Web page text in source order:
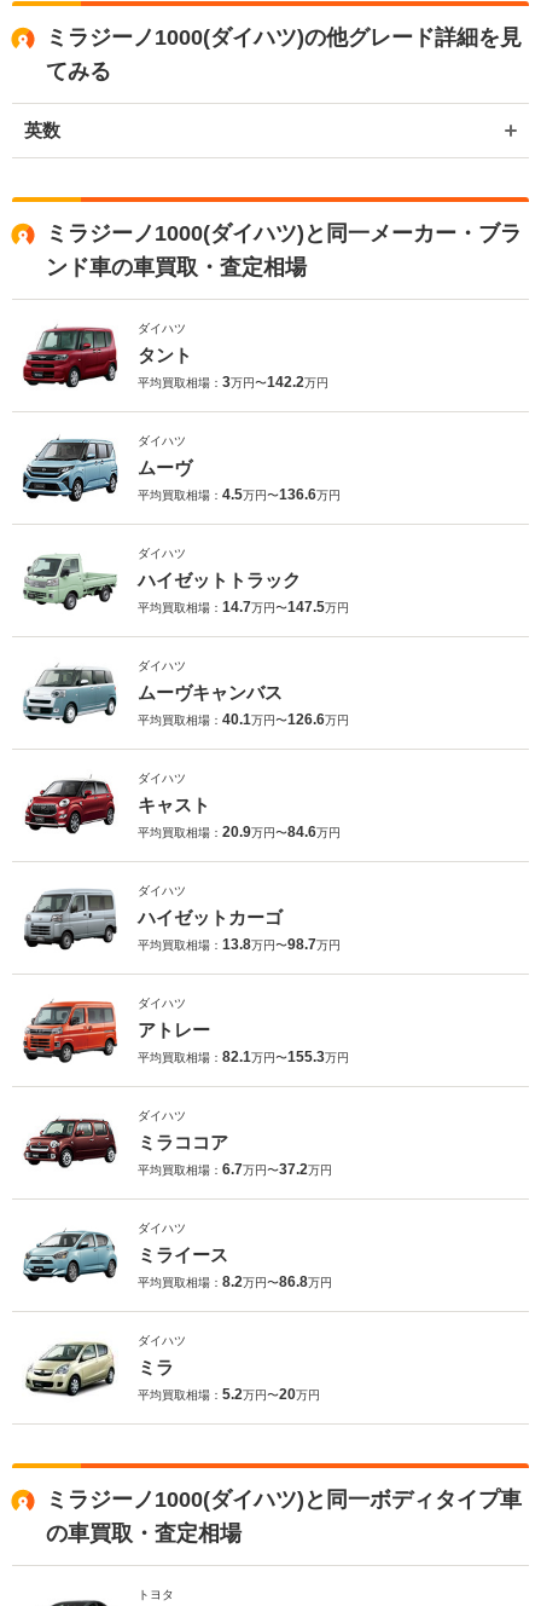
ミラジーノ1000(ダイハツ)の他グレード詳細を見
てみる
英数
ミラジーノ1000(ダイハツ)と同一メーカー・ブラ
ンド車の車買取・査定相場
ダイハツ
タント
平均買取相場： 3万円〜142.2万円
ダイハツ
ムーヴ
平均買取相場： 4.5万円〜136.6万円
ダイハツ
ハイゼットトラック
平均買取相場： 14.7万円〜147.5万円
ダイハツ
ムーヴキャンバス
平均買取相場： 40.1万円〜126.6万円
ダイハツ
キャスト
平均買取相場： 20.9万円〜84.6万円
ダイハツ
ハイゼットカーゴ
平均買取相場： 13.8万円〜98.7万円
ダイハツ
アトレー
平均買取相場： 82.1万円〜155.3万円
ダイハツ
ミラココア
平均買取相場： 6.7万円〜37.2万円
ダイハツ
ミライース
平均買取相場： 8.2万円〜86.8万円
ダイハツ
ミラ
平均買取相場： 5.2万円〜20万円
ミラジーノ1000(ダイハツ)と同一ボディタイプ車
の車買取・査定相場
トヨタ